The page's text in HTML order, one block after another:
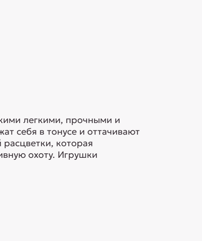
легкими, прочными и
себя в тонусе и оттачивают
которая
охоту. Игрушки